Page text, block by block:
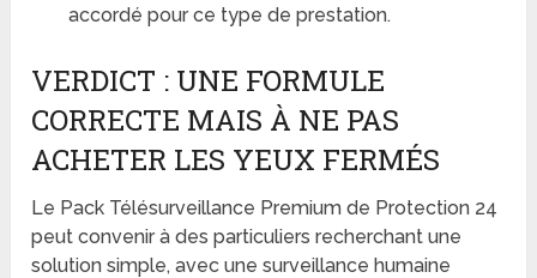
accordé pour ce type de prestation.
VERDICT : UNE FORMULE
CORRECTE MAIS À NE PAS
ACHETER LES YEUX FERMÉS
Le Pack Télésurveillance Premium de Protection 24
peut convenir à des particuliers recherchant une
solution simple, avec une surveillance humaine